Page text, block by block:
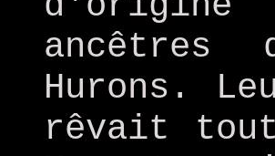
ancêtres
Hurons.
rêvait